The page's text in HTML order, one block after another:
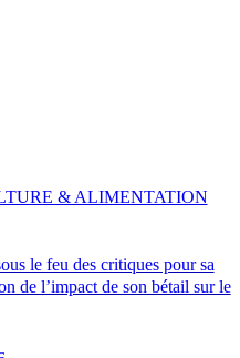
le feu des critiques pour sa
de l’impact de son bétail sur le
& ALIMENTATION